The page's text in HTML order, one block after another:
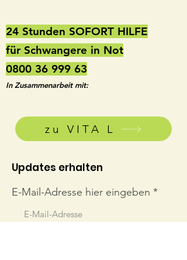
24 Stunden SOFORT HILFE
für Schwangere in Not
0800 36 999 63
In Zusammenarbeit mit:
zu VITA L
Updates erhalten
E-Mail-Adresse hier eingeben